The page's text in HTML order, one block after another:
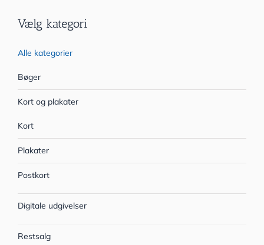
Vælg kategori
Alle kategorier
Bøger
Kort og plakater
Kort
Plakater
Postkort
Digitale udgivelser
Restsalg